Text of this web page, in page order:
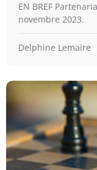
EN BREF
novembre 2023.
Delphine Lemaire